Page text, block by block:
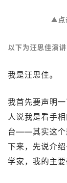
▲
以下为汪思佳演讲
我是汪思佳。
我首先要声明
人说我是看手
台——其实这个
下来，先说介
学家，我的主要